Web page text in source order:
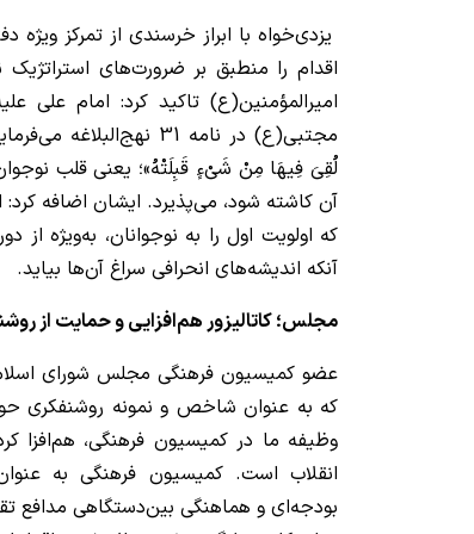
یزدی‌خواه با ابراز خرسندی از تمرکز ویژه
اقدام را منطبق بر ضرورت‌های استراتژیک
امیرالمؤمنین(ع) تاکید کرد: امام
مجتبی(ع) در نامه 31
لُقِیَ فِیهَا مِنْ شَیْءٍ قَبِلَتْهُ»؛ یعنی قلب
آن کاشته شود، می‌پذیرد. ایشان اضافه
که اولویت اول را به نوجوانان، به‌ویژه
آنکه اندیشه‌های انحرافی سراغ آن‌ها بیاید.
مجلس؛ کاتالیزور هم‌افزایی و حمایت از
عضو کمیسیون فرهنگی مجلس شورای
که به عنوان شاخص و نمونه روشنفکری
وظیفه ما در کمیسیون فرهنگی، هم‌افزا
انقلاب است. کمیسیون فرهنگی به
بودجه‌ای و هماهنگی بین‌دستگاهی مدافع